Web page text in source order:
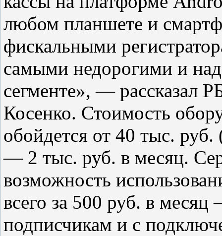
любом планшете и
фискальными
самыми недорогими и
сегменте», — рассказал
Косенко. Стоимость
обойдется от 40 тыс.
— 2 тыс. руб. в месяц.
возможность
всего за 500 руб. в
подписчикам и с